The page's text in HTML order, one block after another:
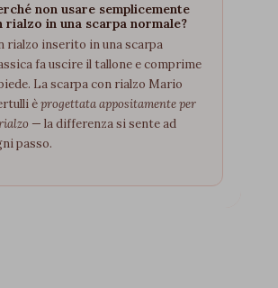
non usare semplicemente
rialzo in una scarpa normale?
rialzo inserito in una scarpa
fa uscire il tallone e comprime
La scarpa con rialzo Mario
èprogettata appositamente per
— la differenza si sente ad
passo.